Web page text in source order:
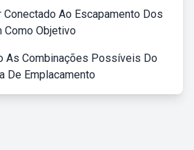
Conectado Ao Escapamento Dos
Como Objetivo
As Combinações Possíveis Do
De Emplacamento